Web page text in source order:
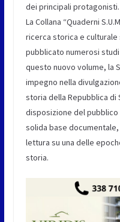
dei principali protagonisti.
La Collana “Quaderni
ricerca storica e culturale
pubblicato numerosi
questo nuovo volume, la
impegno nella
storia della Repubblica di
disposizione del pubblico
solida base
lettura su una delle
storia.